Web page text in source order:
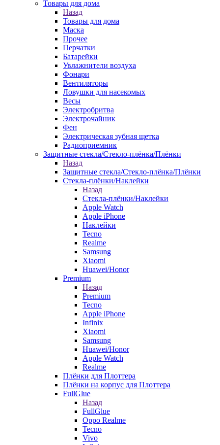
Товары для дома
Назад
Товары для дома
Маска
Прочее
Перчатки
Батарейки
Увлажнители воздуха
Фонари
Вентиляторы
Ловушки для насекомых
Весы
Электробритва
Электрочайник
Фен
Электрическая зубная щетка
Радиоприемник
Защитные стекла/Стекло-плёнка/Плёнки
Назад
Защитные стекла/Стекло-плёнка/Плёнки
Стекла-плёнки/Наклейки
Назад
Стекла-плёнки/Наклейки
Apple Watch
Apple iPhone
Наклейки
Tecno
Realme
Samsung
Xiaomi
Huawei/Honor
Premium
Назад
Premium
Tecno
Apple iPhone
Infinix
Xiaomi
Samsung
Huawei/Honor
Apple Watch
Realme
Плёнки для Плоттера
Плёнки на корпус для Плоттера
FullGlue
Назад
FullGlue
Oppo Realme
Tecno
Vivo